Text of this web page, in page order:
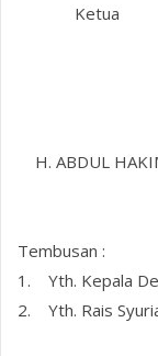
Ketua
H. ABDUL
Tembusan :
1. Yth. Kepala
2. Yth. Rais